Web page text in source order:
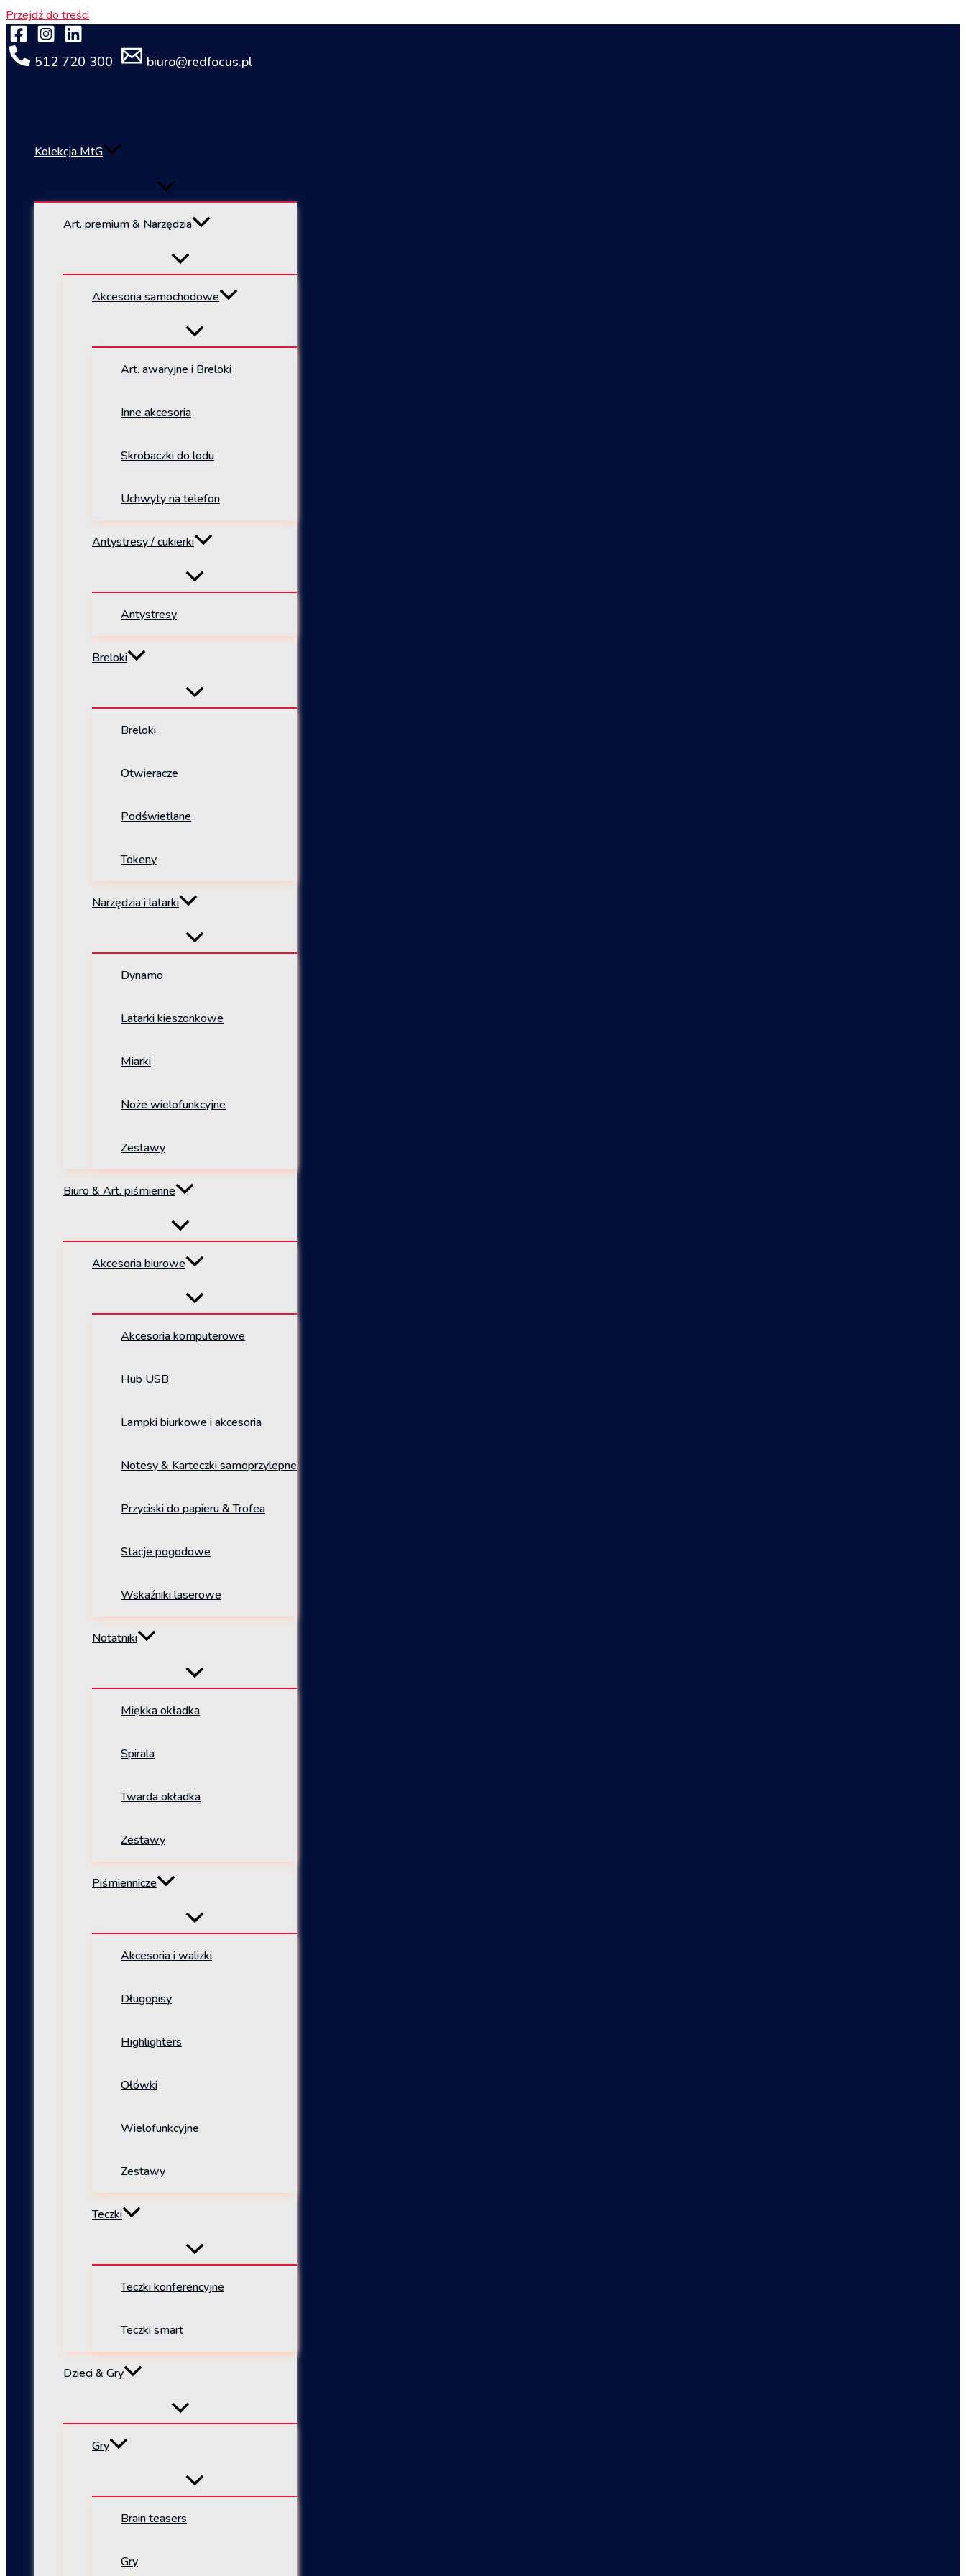
Przejdź do treści
512 720 300 biuro@redfocus.pl
Kolekcja MtG
Art. premium & Narzędzia
Akcesoria samochodowe
Art. awaryjne i Breloki
Inne akcesoria
Skrobaczki do lodu
Uchwyty na telefon
Antystresy / cukierki
Antystresy
Breloki
Breloki
Otwieracze
Podświetlane
Tokeny
Narzędzia i latarki
Dynamo
Latarki kieszonkowe
Miarki
Noże wielofunkcyjne
Zestawy
Biuro & Art. piśmienne
Akcesoria biurowe
Akcesoria komputerowe
Hub USB
Lampki biurkowe i akcesoria
Notesy & Karteczki samoprzylepne
Przyciski do papieru & Trofea
Stacje pogodowe
Wskaźniki laserowe
Notatniki
Miękka okładka
Spirala
Twarda okładka
Zestawy
Piśmiennicze
Akcesoria i walizki
Długopisy
Highlighters
Ołówki
Wielofunkcyjne
Zestawy
Teczki
Teczki konferencyjne
Teczki smart
Dzieci & Gry
Gry
Brain teasers
Gry